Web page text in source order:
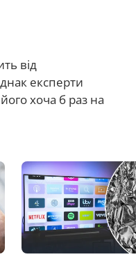
від
експерти
хоча б раз на